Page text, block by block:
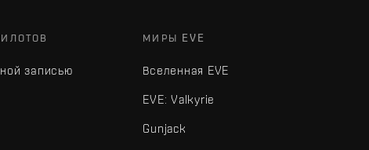
записью
МИРЫ EVE
Вселенная EVE
EVE: Valkyrie
Gunjack